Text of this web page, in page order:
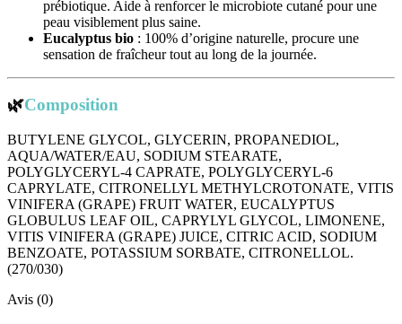
prébiotique. Aide à renforcer le microbiote cutané pour une
peau visiblement plus saine.
Eucalyptus bio : 100% d’origine naturelle, procure une
sensation de fraîcheur tout au long de la journée.
🌿Composition
BUTYLENE GLYCOL, GLYCERIN, PROPANEDIOL,
AQUA/WATER/EAU, SODIUM STEARATE,
POLYGLYCERYL-4 CAPRATE, POLYGLYCERYL-6
CAPRYLATE, CITRONELLYL METHYLCROTONATE, VITIS
VINIFERA (GRAPE) FRUIT WATER, EUCALYPTUS
GLOBULUS LEAF OIL, CAPRYLYL GLYCOL, LIMONENE,
VITIS VINIFERA (GRAPE) JUICE, CITRIC ACID, SODIUM
BENZOATE, POTASSIUM SORBATE, CITRONELLOL.
(270/030)
Avis (0)